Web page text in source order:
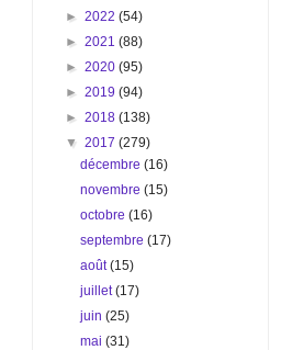
► 2022 (54)
► 2021 (88)
► 2020 (95)
► 2019 (94)
► 2018 (138)
▼ 2017 (279)
décembre(16)
novembre(15)
octobre(16)
septembre(17)
août(15)
juillet(17)
juin(25)
mai(31)